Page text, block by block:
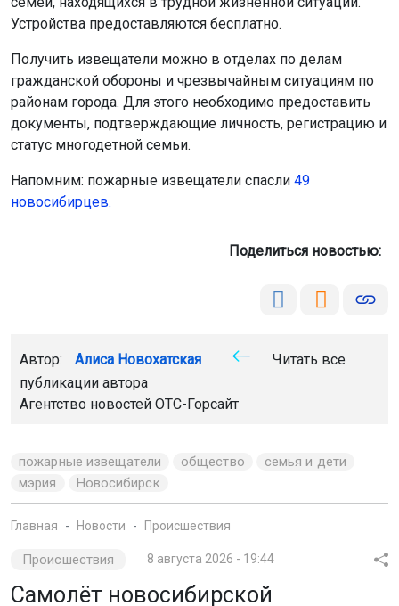
Устройства предоставляются бесплатно.
Получить извещатели можно в отделах по делам
гражданской обороны и чрезвычайным ситуациям по
районам города. Для этого необходимо предоставить
документы, подтверждающие личность, регистрацию и
статус многодетной семьи.
Напомним: пожарные извещатели спасли 49
новосибирцев.
Поделиться новостью:
Автор: Алиса Новохатская
Читать все
публикации автора
Агентство новостей ОТС-Горсайт
пожарные извещатели общество
семья и дети
мэрия
Новосибирск
Главная Новости Происшествия
Происшествия 8 августа 2026 - 19:44
Самолёт новосибирской